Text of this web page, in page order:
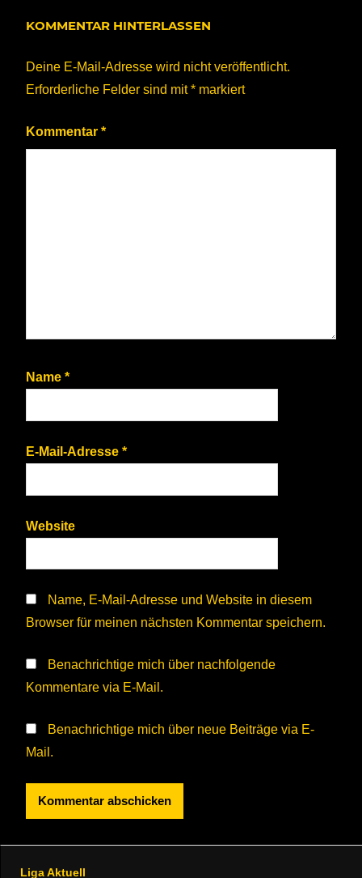
KOMMENTAR HINTERLASSEN
Deine E-Mail-Adresse wird nicht veröffentlicht.
Erforderliche Felder sind mit* markiert
Kommentar *
Name *
E-Mail-Adresse *
Website
Name, E-Mail-Adresse und Website in diesem
Browser für meinen nächsten Kommentar speichern.
Benachrichtige mich über nachfolgende
Kommentare via E-Mail.
Benachrichtige mich über neue Beiträge via E-
Mail.
Liga Aktuell